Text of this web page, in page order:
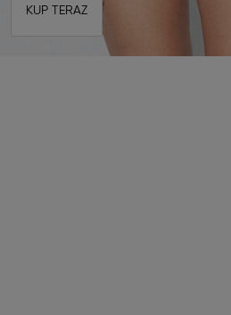
KUP TERAZ